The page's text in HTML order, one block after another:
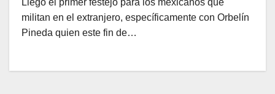
Llegó el primer festejo para los mexicanos que
militan en el extranjero, específicamente con Orbelín
Pineda quien este fin de…